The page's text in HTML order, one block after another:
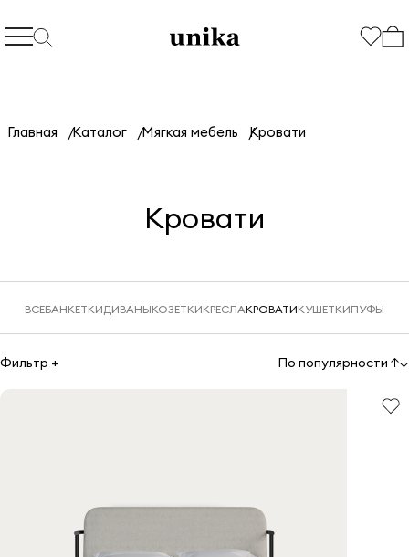
Главная Каталог Мягкая мебель Кровати
Кровати
ВСЕБАНКЕТКИДИВАНЫКОЗЕТКИКРЕСЛАКРОВАТИКУШЕТКИПУФЫ
Фильтр + По популярности ↑↓